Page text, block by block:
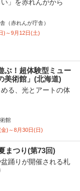
」を赤れんがから
（赤れんが庁舎）
)～9月12日(土)
ぶ！超体験型ミュー
術館」(北海道)
る、光とアートの体
館
)～8月30日(日)
まつり(第73回)
踊りが開催される札